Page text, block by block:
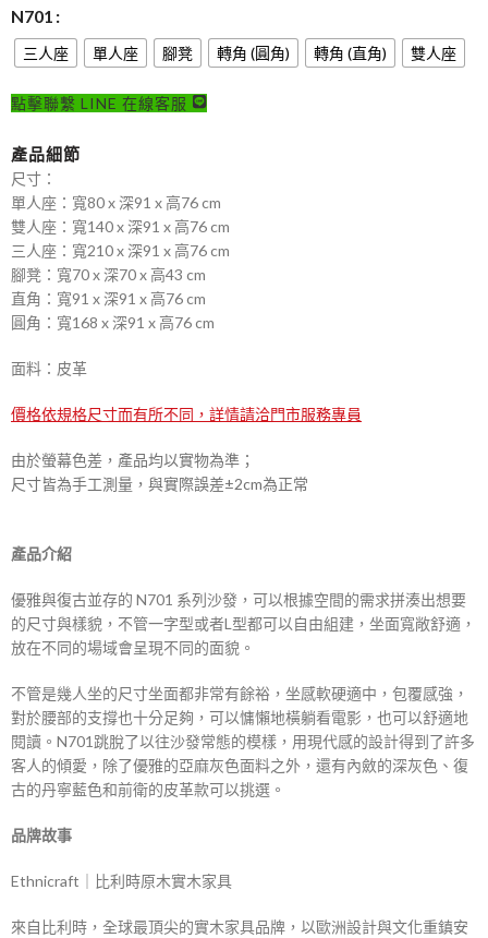
N701
三人座 單人座 腳凳 轉角 (圓角) 轉角 (直角) 雙人座
點擊聯繫 LINE 在線客服
產品細節
尺寸：
單人座：寬80 x 深91 x 高76 cm
雙人座：寬140 x 深91 x 高76 cm
三人座：寬210 x 深91 x 高76 cm
腳凳：寬70 x 深70 x 高43 cm
直角：寬91 x 深91 x 高76 cm
圓角：寬168 x 深91 x 高76 cm
面料：皮革
價格依規格尺寸而有所不同，詳情請洽門市服務專員
由於螢幕色差，產品均以實物為準；
尺寸皆為手工測量，與實際誤差±2cm為正常
產品介紹
優雅與復古並存的 N701 系列沙發，可以根據空間的需求拼湊出想要
的尺寸與樣貌，不管一字型或者L型都可以自由組建，坐面寬敞舒適，
放在不同的場域會呈現不同的面貌。
不管是幾人坐的尺寸坐面都非常有餘裕，坐感軟硬適中，包覆感強，
對於腰部的支撐也十分足夠，可以慵懶地橫躺看電影，也可以舒適地
閱讀。N701跳脫了以往沙發常態的模樣，用現代感的設計得到了許多
客人的傾愛，除了優雅的亞麻灰色面料之外，還有內斂的深灰色、復
古的丹寧藍色和前衛的皮革款可以挑選。
品牌故事
Ethnicraft｜比利時原木實木家具
來自比利時，全球最頂尖的實木家具品牌，以歐洲設計與文化重鎮安